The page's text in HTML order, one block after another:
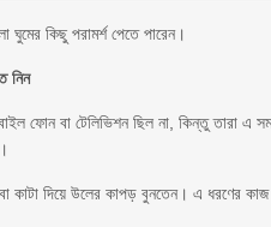
কিছু পরামর্শ পেতে পারেন।
নিন
ফোন বা টেলিভিশন ছিল না, কিন্তু তারা এ
দিয়ে উলের কাপড় বুনতেন। এ ধরণের কাজ